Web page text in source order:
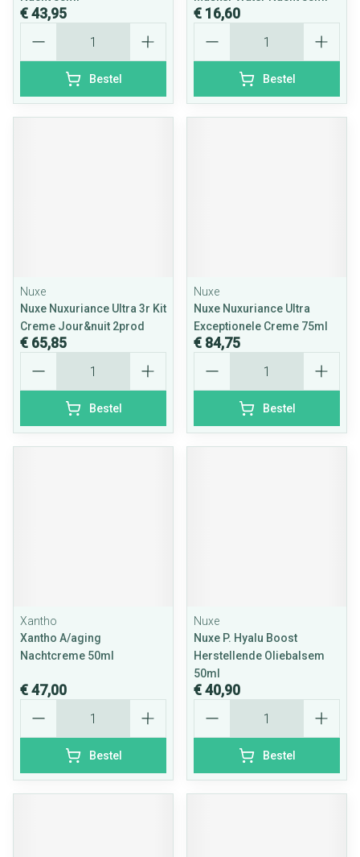
€ 43,95
Bestel
€ 16,60
Bestel
Nuxe
Nuxe Nuxuriance Ultra 3r Kit
Creme Jour&nuit 2prod
€ 65,85
Bestel
Nuxe
Nuxe Nuxuriance Ultra
Exceptionele Creme 75ml
€ 84,75
Bestel
Xantho
Xantho A/aging
Nachtcreme 50ml
€ 47,00
Bestel
Nuxe
Nuxe P. Hyalu Boost
Herstellende Oliebalsem
50ml
€ 40,90
Bestel